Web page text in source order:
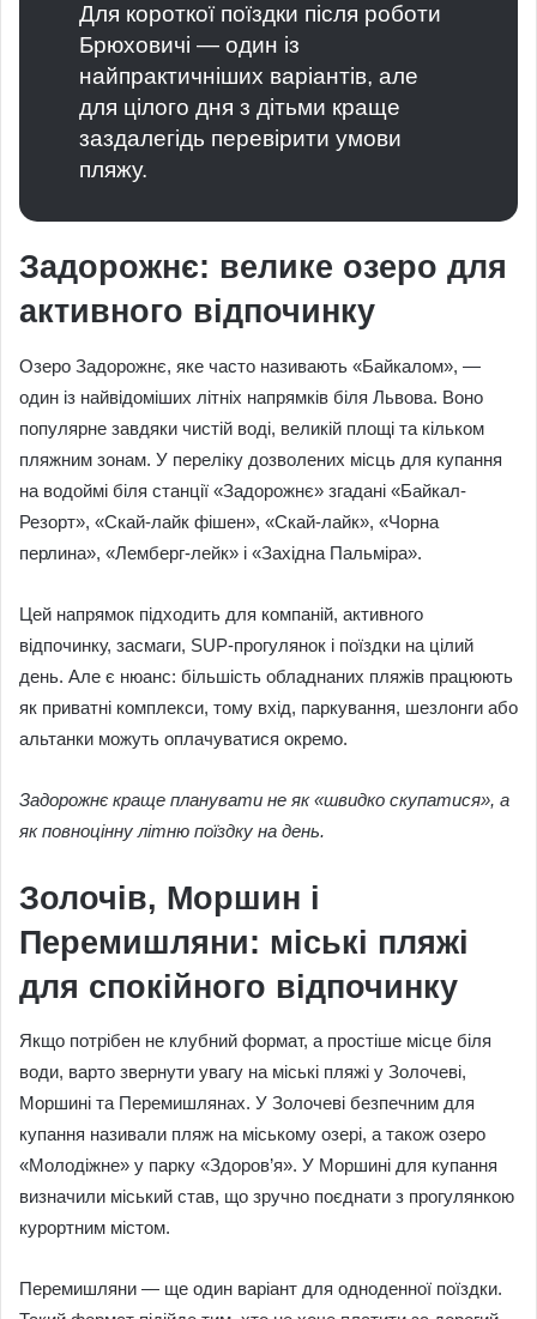
Для короткої поїздки після роботи
Брюховичі — один із
найпрактичніших варіантів, але
для цілого дня з дітьми краще
заздалегідь перевірити умови
пляжу.
Задорожнє: велике озеро для
активного відпочинку
Озеро Задорожнє, яке часто називають «Байкалом», —
один із найвідоміших літніх напрямків біля Львова. Воно
популярне завдяки чистій воді, великій площі та кільком
пляжним зонам. У переліку дозволених місць для купання
на водоймі біля станції «Задорожнє» згадані «Байкал-
Резорт», «Скай-лайк фішен», «Скай-лайк», «Чорна
перлина», «Лемберг-лейк» і «Західна Пальміра».
Цей напрямок підходить для компаній, активного
відпочинку, засмаги, SUP-прогулянок і поїздки на цілий
день. Але є нюанс: більшість обладнаних пляжів працюють
як приватні комплекси, тому вхід, паркування, шезлонги або
альтанки можуть оплачуватися окремо.
Задорожнє краще планувати не як «швидко скупатися», а
як повноцінну літню поїздку на день.
Золочів, Моршин і
Перемишляни: міські пляжі
для спокійного відпочинку
Якщо потрібен не клубний формат, а простіше місце біля
води, варто звернути увагу на міські пляжі у Золочеві,
Моршині та Перемишлянах. У Золочеві безпечним для
купання називали пляж на міському озері, а також озеро
«Молодіжне» у парку «Здоров’я». У Моршині для купання
визначили міський став, що зручно поєднати з прогулянкою
курортним містом.
Перемишляни — ще один варіант для одноденної поїздки.